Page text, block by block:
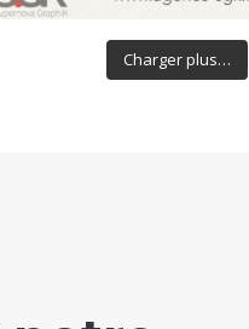
Charger plus…